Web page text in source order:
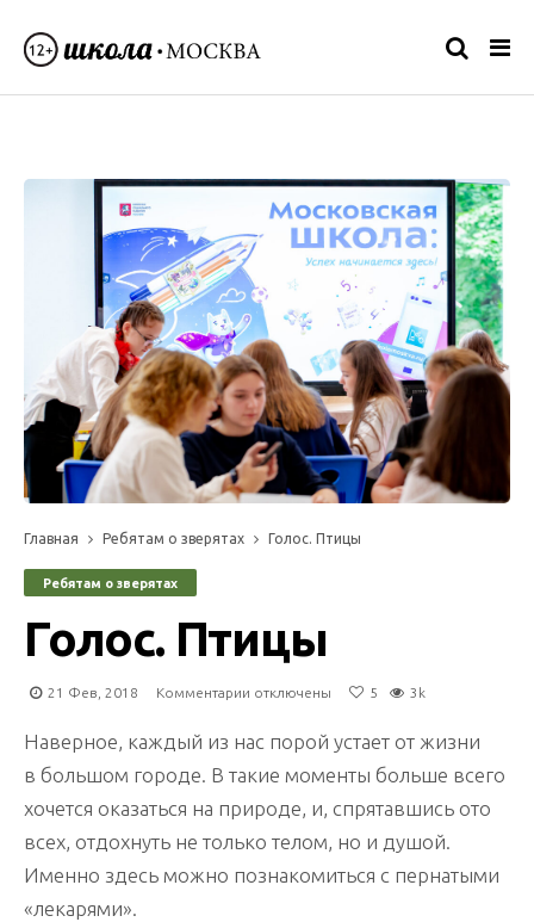
Главная Ребятам о зверятах Голос. Птицы
Ребятам о зверятах
Голос. Птицы
21 Фев, 2018 Комментарии к
Голос.
отключены 5 3k
Наверное, каждый из нас порой устает от жизни
в большом городе. В такие моменты больше всего
хочется оказаться на природе, и, спрятавшись ото
всех, отдохнуть не только телом, но и душой.
Именно здесь можно познакомиться с пернатыми
«лекарями».